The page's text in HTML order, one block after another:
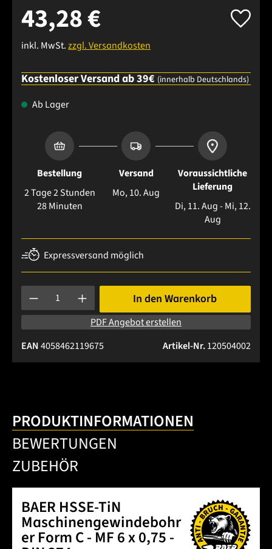
43,28 €
inkl. MwSt.zzgl. Versandkosten
Kostenloser Versand ab 39€ (innerhalb Deutschlands)
Ab Lager
Bestellung
2 Tage 2 Stunden
28 Minuten
Versand
Mo, 10. Aug
Voraussichtliche
Lieferung
Di, 11. Aug - Mi, 12.
Aug
Expressversand möglich
Produkt Anzahl: Gib den gewünschten Wert ein oder
In den Warenkorb
PDF Angebot erstellen
Artikel-Nr.120504002
EAN4058462119675
PRODUKTINFORMATIONEN
BEWERTUNGEN
ZUBEHÖR
BAER HSSE-TiN
Maschinengewindebohr
er Form C - MF 6 x 0,75 -